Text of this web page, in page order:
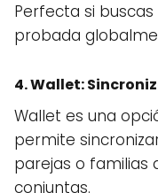
Perfecta si
probada
4.Wallet:
Wallet es una
permite
parejas o familias
conjuntas.